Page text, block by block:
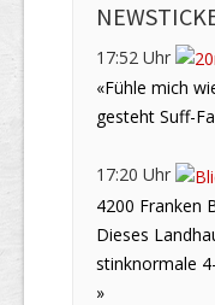
17:52 Uhr
«Fühle mich
gesteht Suff-
17:20 Uhr
4200 Franken
Dieses
stinknormale
»